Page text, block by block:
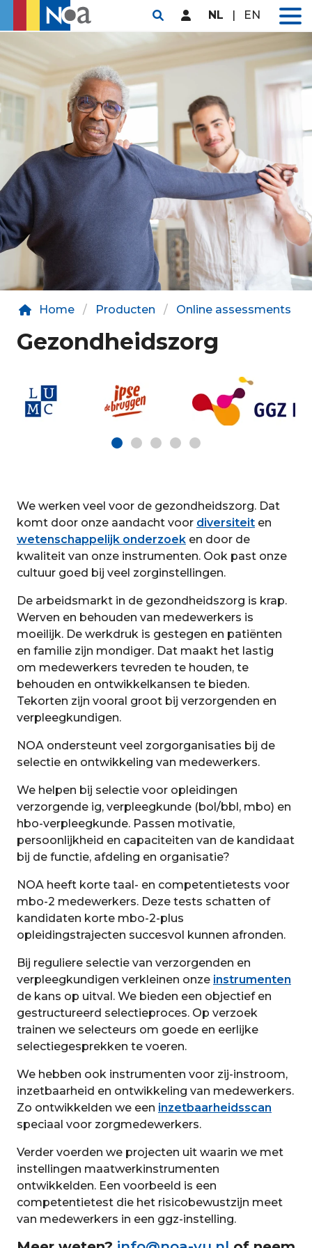
NL | EN
Home Producten Online assessments
Gezondheidszorg
We werken veel voor de gezondheidszorg. Dat
komt door onze aandacht voor diversiteit en
wetenschappelijk onderzoek en door de
kwaliteit van onze instrumenten. Ook past onze
cultuur goed bij veel zorginstellingen.
De arbeidsmarkt in de gezondheidszorg is krap.
Werven en behouden van medewerkers is
moeilijk. De werkdruk is gestegen en patiënten
en familie zijn mondiger. Dat maakt het lastig
om medewerkers tevreden te houden, te
behouden en ontwikkelkansen te bieden.
Tekorten zijn vooral groot bij verzorgenden en
verpleegkundigen.
NOA ondersteunt veel zorgorganisaties bij de
selectie en ontwikkeling van medewerkers.
We helpen bij selectie voor opleidingen
verzorgende ig, verpleegkunde (bol/bbl, mbo) en
hbo-verpleegkunde. Passen motivatie,
persoonlijkheid en capaciteiten van de kandidaat
bij de functie, afdeling en organisatie?
NOA heeft korte taal- en competentietests voor
mbo-2 medewerkers. Deze tests schatten of
kandidaten korte mbo-2-plus
opleidingstrajecten succesvol kunnen afronden.
Bij reguliere selectie van verzorgenden en
verpleegkundigen verkleinen onze instrumenten
de kans op uitval. We bieden een objectief en
gestructureerd selectieproces. Op verzoek
trainen we selecteurs om goede en eerlijke
selectiegesprekken te voeren.
We hebben ook instrumenten voor zij-instroom,
inzetbaarheid en ontwikkeling van medewerkers.
Zo ontwikkelden we een inzetbaarheidsscan
speciaal voor zorgmedewerkers.
Verder voerden we projecten uit waarin we met
instellingen maatwerkinstrumenten
ontwikkelden. Een voorbeeld is een
competentietest die het risicobewustzijn meet
van medewerkers in een ggz-instelling.